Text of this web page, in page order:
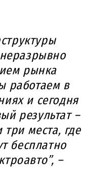
рынка
работаем в
и сегодня
результат –
места, где
бесплатно
–